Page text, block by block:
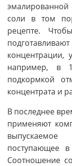
эмалированной
соли в том
рецепте.
концентрации,
например, в
подкормкой
концентрата и
В последнее
применяют
поступающее
Соотношение